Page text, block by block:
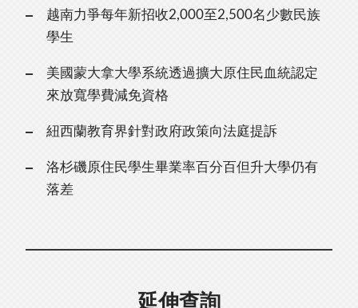
越南力爭每年新招收2,000至2,500名少數民族
學生
美國蒙大拿大學系統透過擴大原住民血統認定
來放寬學費減免資格
紐西蘭教育界針對政府政策向法庭提訴
洛杉磯原住民學生畢業率百分百但升大學仍有
落差
延伸查詢